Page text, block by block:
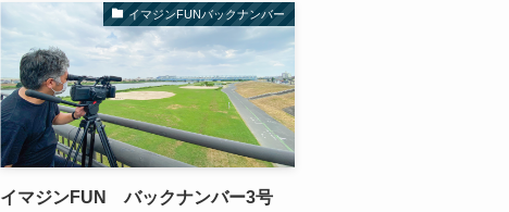
イマジンFUNバックナンバー
イマジンFUN バックナンバー3号